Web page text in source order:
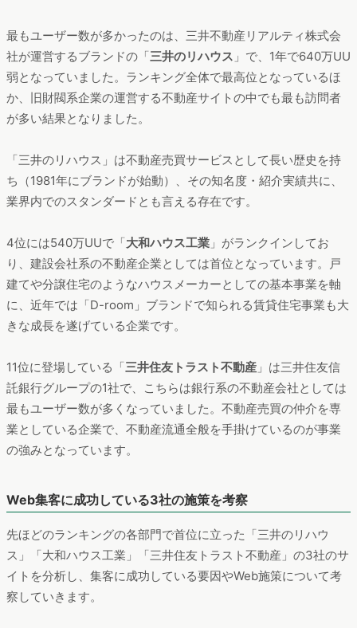
最もユーザー数が多かったのは、三井不動産リアルティ株式会
社が運営するブランドの「三井のリハウス 」で、1年で640万UU
弱となっていました。ランキング全体で最高位となっているほ
か、旧財閥系企業の運営する不動産サイトの中でも最も訪問者
が多い結果となりました。
「三井のリハウス」は不動産売買サービスとして長い歴史を持
ち（1981年にブランドが始動）、その知名度・紹介実績共に、
業界内でのスタンダードとも言える存在です。
4位には540万UUで「大和ハウス工業 」がランクインしてお
り、建設会社系の不動産企業としては首位となっています。戸
建てや分譲住宅のようなハウスメーカーとしての基本事業を軸
に、近年では「D-room」ブランドで知られる賃貸住宅事業も大
きな成長を遂げている企業です。
11位に登場している「三井住友トラスト不動産 」は三井住友信
託銀行グループの1社で、こちらは銀行系の不動産会社としては
最もユーザー数が多くなっていました。不動産売買の仲介を専
業としている企業で、不動産流通全般を手掛けているのが事業
の強みとなっています。
Web集客に成功している3社の施策を考察
先ほどのランキングの各部門で首位に立った「三井のリハウ
ス」「大和ハウス工業」「三井住友トラスト不動産」の3社のサ
イトを分析し、集客に成功している要因やWeb施策について考
察していきます。